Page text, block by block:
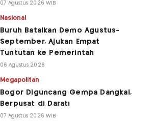
07 Agustus 2026 WIB
Nasional
Buruh Batalkan Demo Agustus-
September, Ajukan Empat
Tuntutan ke Pemerintah
06 Agustus 2026
Megapolitan
Bogor Diguncang Gempa Dangkal,
Berpusat di Darat!
07 Agustus 2026 WIB